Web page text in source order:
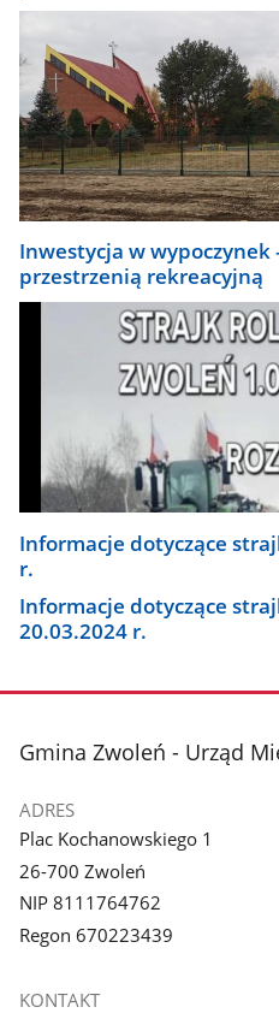
Inwestycja w wypoczynek
przestrzenią rekreacyjną
Informacje dotyczące
r.
Informacje dotyczące
20.03.2024 r.
stopka
Gmina Zwoleń - Urząd
ADRES
Plac Kochanowskiego 1
26-700 Zwoleń
NIP 8111764762
Regon 670223439
KONTAKT